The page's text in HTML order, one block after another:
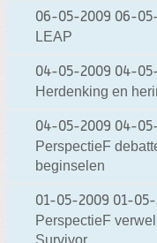
06-05-2009 06-
LEAP
04-05-2009 04-
Herdenking en
04-05-2009 04-
PerspectieF
beginselen
01-05-2009 01-05-
PerspectieF